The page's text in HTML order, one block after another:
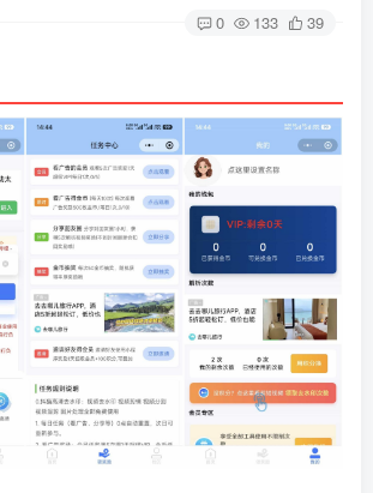
0 133 39